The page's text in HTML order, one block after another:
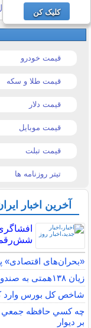
طالع بینی هندی
قیمت خودرو
قیمت طلا و سکه
قیمت دلار
قیمت موبایل
قیمت تبلت
تیتر روزنامه ها
آخرین اخبار
شش‌رقمی
«بحران‌های اقتصادی»
زیان ۱۳۸همتی به صندوق بازنشستگی نفت
شاخص کل بورس وارد کانال 5.5
چه كسي حافظه جمعي
بر ديوار
کلیک کن